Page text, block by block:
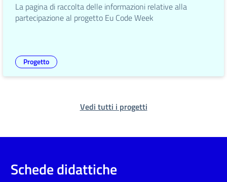
La pagina di raccolta delle informazioni relative alla
partecipazione al progetto Eu Code Week
Progetto
Vedi tutti i progetti
Schede didattiche